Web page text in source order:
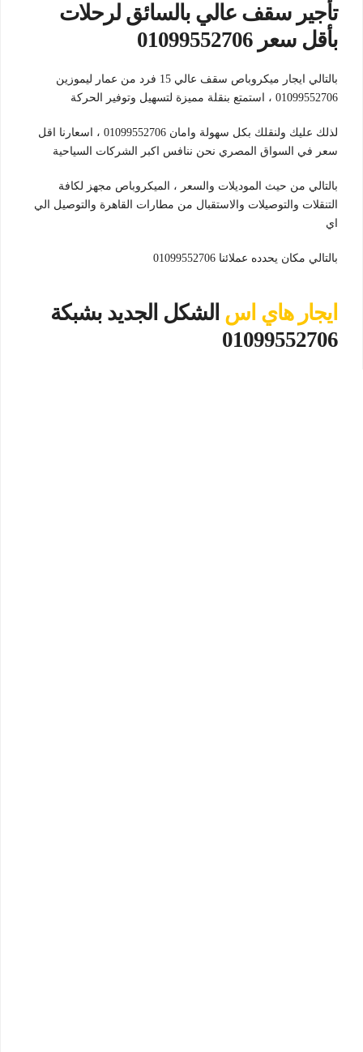
تأجير سقف عالي بالسائق لرحلات
بأقل سعر 01099552706
بالتالي ايجار ميكروباص سقف عالي 15 فرد من عمار ليموزين
01099552706 ، استمتع بنقلة مميزة لتسهيل وتوفير الحركة
لذلك عليك ولنقلك بكل سهولة وامان 01099552706 ، اسعارنا اقل
سعر في السواق المصري نحن ننافس اكبر الشركات السياحية
بالتالي من حيث الموديلات والسعر ، الميكروباص مجهز لكافة
التنقلات والتوصيلات والاستقبال من مطارات القاهرة والتوصيل الي
اي
بالتالي مكان يحدده عملائنا 01099552706
ايجار هاي اس الشكل الجديد بشبكة
01099552706